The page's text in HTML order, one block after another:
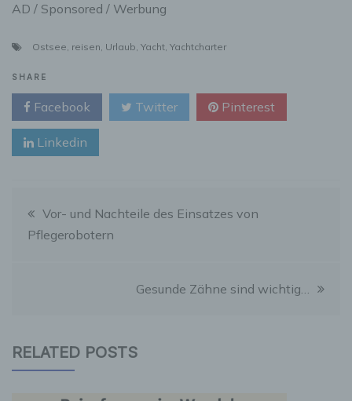
AD / Sponsored / Werbung
Ostsee, reisen, Urlaub, Yacht, Yachtcharter
SHARE
Facebook Twitter Pinterest
Linkedin
Beitragsnavigation
Vor- und Nachteile des Einsatzes von
Pflegerobotern
Gesunde Zähne sind wichtig…
RELATED POSTS